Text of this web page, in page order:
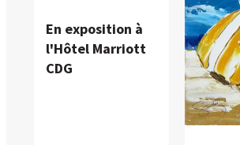
En exposition à
l'Hôtel Marriott
CDG